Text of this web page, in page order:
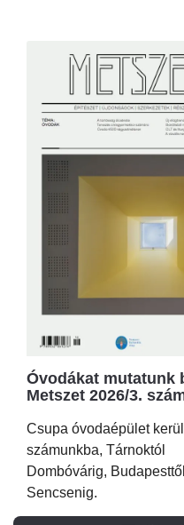
Óvodákat mutatunk
Metszet 2026/3.
Csupa óvodaépület
számunkba, Tárnoktól
Dombóvárig, Budapesttől
Sencsenig.